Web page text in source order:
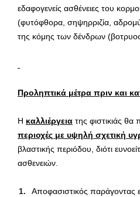
εδαφογενείς ασθένειες του
(φυτόφθορα, σηψηρριζία,
της κόμης των δένδρων
Προληπτικά μέτρα πριν και
Η καλλιέργεια της φιστικιάς θα
περιοχές με υψηλή σχετική
βλαστικής περιόδου, διότι
ασθενειών.
Αποφασιστικός παράγοντας